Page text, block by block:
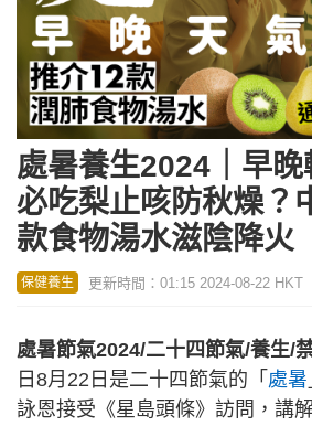
處暑養生2024｜早
必吃梨止咳防秋燥？
款食物湯水滋陰降火
保健養生 更新時間：01:15 2024-08-22 HKT
處暑節氣2024/二十四節氣/養生/
日8月22日是二十四節氣的「 處暑
詠恩接受《星島頭條》訪問，講